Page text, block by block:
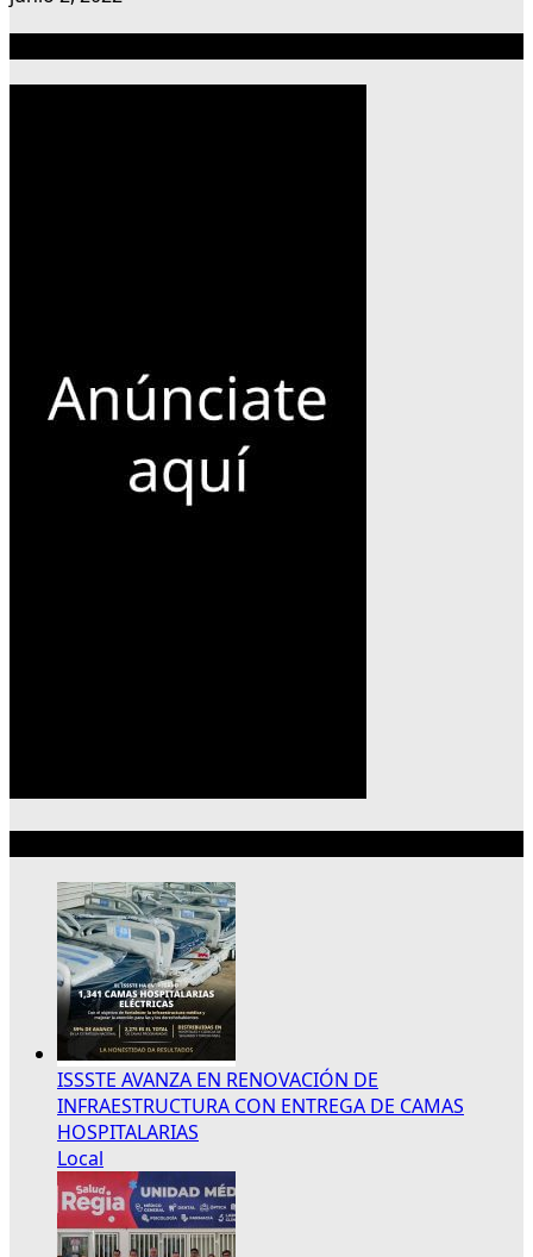
ISSSTE AVANZA EN RENOVACIÓN DE
INFRAESTRUCTURA CON ENTREGA DE CAMAS
HOSPITALARIAS
Local